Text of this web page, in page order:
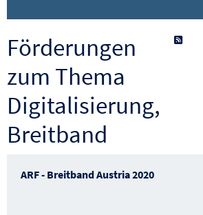
Förderungen
zum Thema
Digitalisierung,
Breitband
als
ARF - Breitband Austria 2020